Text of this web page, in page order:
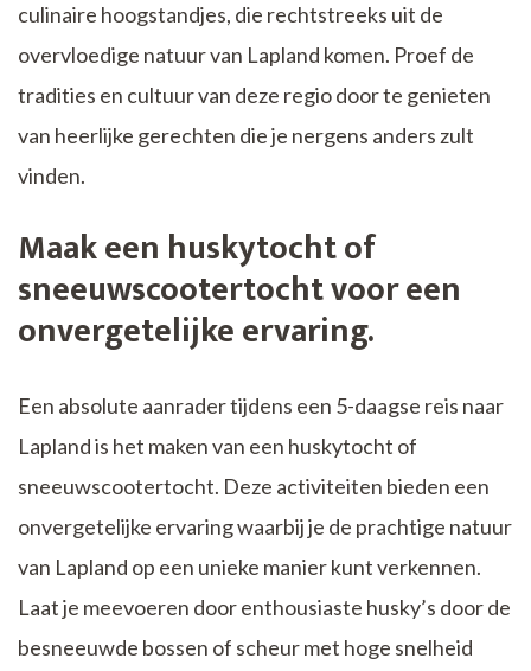
culinaire hoogstandjes, die rechtstreeks uit de
overvloedige natuur van Lapland komen. Proef de
tradities en cultuur van deze regio door te genieten
van heerlijke gerechten die je nergens anders zult
vinden.
Maak een huskytocht of
sneeuwscootertocht voor een
onvergetelijke ervaring.
Een absolute aanrader tijdens een 5-daagse reis naar
Lapland is het maken van een huskytocht of
sneeuwscootertocht. Deze activiteiten bieden een
onvergetelijke ervaring waarbij je de prachtige natuur
van Lapland op een unieke manier kunt verkennen.
Laat je meevoeren door enthousiaste husky’s door de
besneeuwde bossen of scheur met hoge snelheid